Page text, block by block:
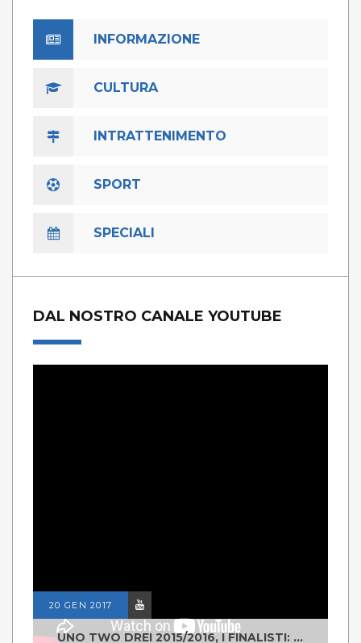
INFORMAZIONE
CULTURA
INTRATTENIMENTO
SPORT
SPECIALI
DAL NOSTRO CANALE YOUTUBE
20 GEN 2017
UNO TWO DREI 2015/2016, I FINALISTI: CLASSE IV ALS ISTITUTO "DEGASPERI" BORGO VALSUGANA